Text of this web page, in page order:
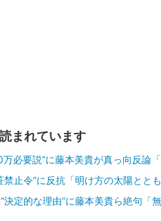
まれています
必要説”に藤本美貴が真っ向反論
禁止令”に反抗「明け方の太陽とと
決定的な理由”に藤本美貴ら絶句「